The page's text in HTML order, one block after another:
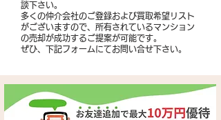
談下さい。
多くの仲介会社のご登録および買取希望リスト
がございますので、所有されているマンション
の売却が成功するご提案が可能です。
​ぜひ、下記フォームにてお問い合せ下さい。